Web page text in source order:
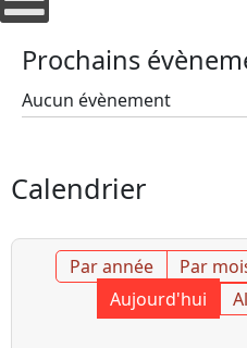
Prochains
Aucun évènement
Calendrier
Par année Par
Aujourd'hui